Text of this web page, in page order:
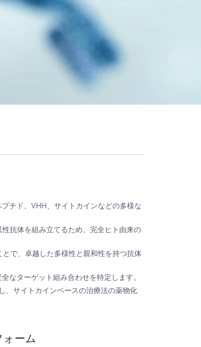
チド、VHH、サイトカインなどの多様な
抗体を組み立てるため、完全ヒト由来の
で、卓越した多様性と親和性を持つ抗体
なターゲット組み合わせを特定します。
、サイトカインベースの治療法の薬物化
ーム